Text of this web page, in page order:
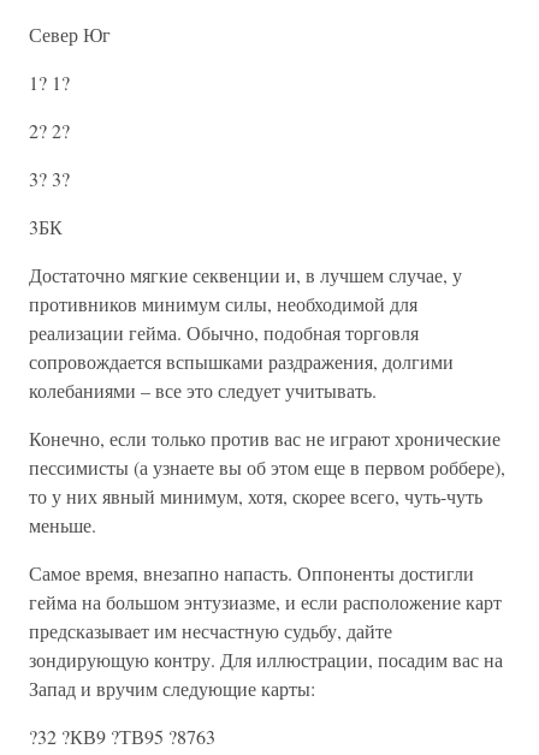
Север Юг
1? 1?
2? 2?
3? 3?
3БК
Достаточно мягкие секвенции и, в лучшем случае, у
противников минимум силы, необходимой для
реализации гейма. Обычно, подобная торговля
сопровождается вспышками раздражения, долгими
колебаниями – все это следует учитывать.
Конечно, если только против вас не играют хронические
пессимисты (а узнаете вы об этом еще в первом роббере),
то у них явный минимум, хотя, скорее всего, чуть-чуть
меньше.
Самое время, внезапно напасть. Оппоненты достигли
гейма на большом энтузиазме, и если расположение карт
предсказывает им несчастную судьбу, дайте
зондирующую контру. Для иллюстрации, посадим вас на
Запад и вручим следующие карты:
?32 ?КВ9 ?ТВ95 ?8763